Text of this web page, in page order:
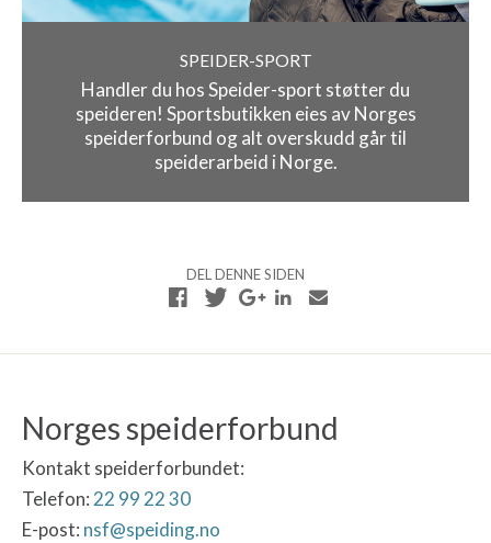
SPEIDER-SPORT
Handler du hos Speider-sport støtter du
speideren! Sportsbutikken eies av Norges
speiderforbund og alt overskudd går til
speiderarbeid i Norge.
DEL DENNE SIDEN
Norges speiderforbund
Kontakt speiderforbundet:
Telefon: 22 99 22 30
E-post: nsf@speiding.no